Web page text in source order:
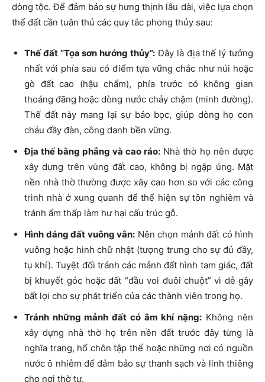
dòng tộc. Để đảm bảo sự hưng thịnh lâu dài, việc lựa chọn
thế đất cần tuân thủ các quy tắc phong thủy sau:
Thế đất “Tọa sơn hướng thủy”: Đây là địa thế lý tưởng
nhất với phía sau có điểm tựa vững chắc như núi hoặc
gò đất cao (hậu chẩm), phía trước có không gian
thoáng đãng hoặc dòng nước chảy chậm (minh đường).
Thế đất này mang lại sự bảo bọc, giúp dòng họ con
cháu đầy đàn, công danh bền vững.
Địa thế bằng phẳng và cao ráo: Nhà thờ họ nên được
xây dựng trên vùng đất cao, không bị ngập úng. Mặt
nền nhà thờ thường được xây cao hơn so với các công
trình nhà ở xung quanh để thể hiện sự tôn nghiêm và
tránh ẩm thấp làm hư hại cấu trúc gỗ.
Hình dáng đất vuông vắn: Nên chọn mảnh đất có hình
vuông hoặc hình chữ nhật (tượng trưng cho sự đủ đầy,
tụ khí). Tuyệt đối tránh các mảnh đất hình tam giác, đất
bị khuyết góc hoặc đất “đầu voi đuôi chuột” vì dễ gây
bất lợi cho sự phát triển của các thành viên trong họ.
Tránh những mảnh đất có âm khí nặng: Không nên
xây dựng nhà thờ họ trên nền đất trước đây từng là
nghĩa trang, hố chôn tập thể hoặc những nơi có nguồn
nước ô nhiễm để đảm bảo sự thanh sạch và linh thiêng
cho nơi thờ tự.